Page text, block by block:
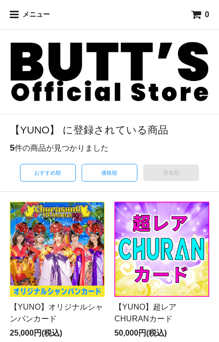
メニュー 0
【YUNO】 に登録されている商品
5件の商品が見つかりました
おすすめ順 価格順 新着順
【YUNO】オリジナルシャ
ンパンカード
25,000円(税込)
【YUNO】超レア
CHURANカード
50,000円(税込)